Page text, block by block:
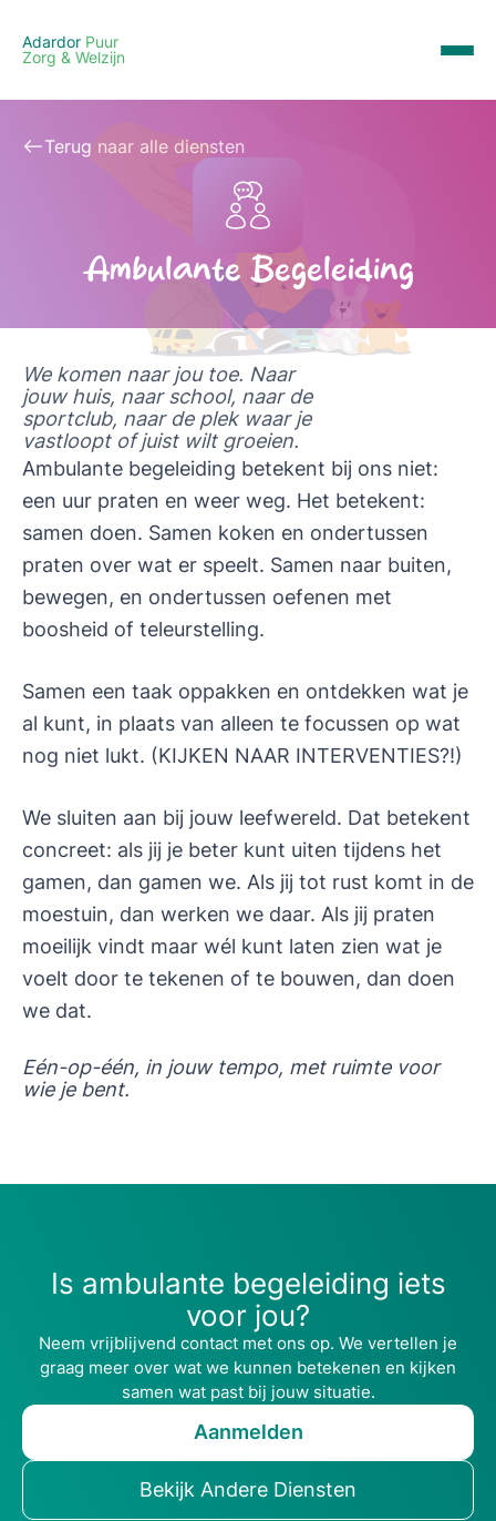
Adardor Puur
Zorg & Welzijn
Terug naar alle diensten
Ambulante Begeleiding
We komen naar jou toe. Naar
jouw huis, naar school, naar de
sportclub, naar de plek waar je
vastloopt of juist wilt groeien.
Ambulante begeleiding betekent bij ons niet:
een uur praten en weer weg. Het betekent:
samen doen. Samen koken en ondertussen
praten over wat er speelt. Samen naar buiten,
bewegen, en ondertussen oefenen met
boosheid of teleurstelling.
Samen een taak oppakken en ontdekken wat je
al kunt, in plaats van alleen te focussen op wat
nog niet lukt. (KIJKEN NAAR INTERVENTIES?!)
We sluiten aan bij jouw leefwereld. Dat betekent
concreet: als jij je beter kunt uiten tijdens het
gamen, dan gamen we. Als jij tot rust komt in de
moestuin, dan werken we daar. Als jij praten
moeilijk vindt maar wél kunt laten zien wat je
voelt door te tekenen of te bouwen, dan doen
we dat.
Eén-op-één, in jouw tempo, met ruimte voor
wie je bent.
Is ambulante begeleiding iets
voor jou?
Neem vrijblijvend contact met ons op. We vertellen je
graag meer over wat we kunnen betekenen en kijken
samen wat past bij jouw situatie.
Aanmelden
Bekijk Andere Diensten